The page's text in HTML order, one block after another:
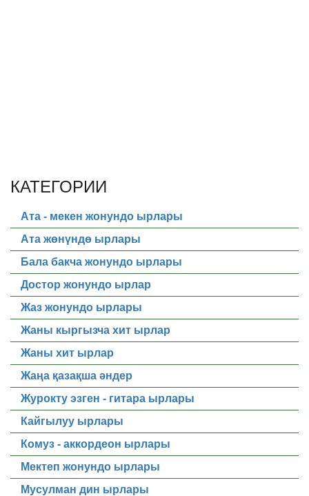
КАТЕГОРИИ
Ата - мекен жонундо ырлары
Ата жөнүндө ырлары
Бала бакча жонундо ырлары
Достор жонундо ырлар
Жаз жонундо ырлары
Жаны кыргызча хит ырлар
Жаны хит ырлар
Жаңа қазақша әндер
Журокту эзген - гитара ырлары
Кайгылуу ырлары
Комуз - аккордеон ырлары
Мектеп жонундо ырлары
Мусулман дин ырлары